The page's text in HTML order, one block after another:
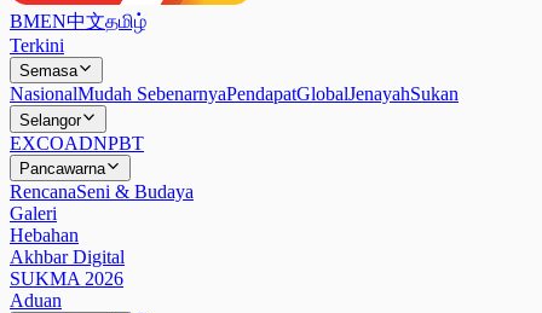
BMEN中文தமிழ்
Terkini
Semasa
NasionalMudah SebenarnyaPendapatGlobalJenayahSukan
Selangor
EXCOADNPBT
Pancawarna
RencanaSeni & Budaya
Galeri
Hebahan
Akhbar Digital
SUKMA 2026
Aduan